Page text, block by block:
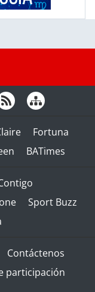
Fortuna
BATimes
Sport Buzz
Contáctenos
participación